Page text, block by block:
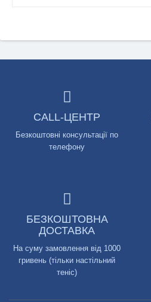
CALL-ЦЕНТР
Безкоштовні консультації по
телефону
БЕЗКОШТОВНА
ДОСТАВКА
На суму замовлення від 1000
гривень (тільки настільний
теніс)